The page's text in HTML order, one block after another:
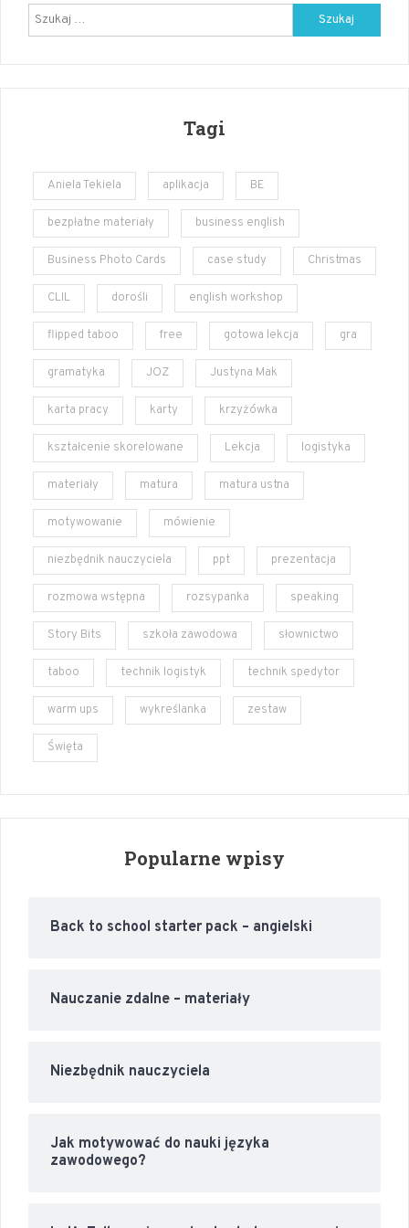
Szukaj:
Tagi
Aniela Tekiela aplikacja BE
bezpłatne materiały business english
Business Photo Cards case study Christmas
CLIL dorośli english workshop
flipped taboo free gotowa lekcja gra
gramatyka JOZ Justyna Mak
karta pracy karty krzyżówka
kształcenie skorelowane Lekcja logistyka
materiały matura matura ustna
motywowanie mówienie
niezbędnik nauczyciela ppt prezentacja
rozmowa wstępna rozsypanka speaking
Story Bits szkoła zawodowa słownictwo
taboo technik logistyk technik spedytor
warm ups wykreślanka zestaw
Święta
Popularne wpisy
Back to school starter pack – angielski
Nauczanie zdalne – materiały
Niezbędnik nauczyciela
Jak motywować do nauki języka
zawodowego?